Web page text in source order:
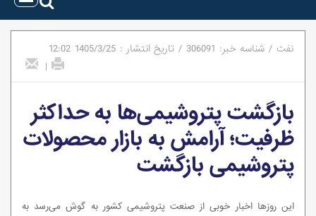
نفت / شناسه خبر: 306091
/ تاریخ انتشار : 1405/3/25
12:02
|
بازگشت پتروشیمی‌ها به حداکثر
ظرفیت؛ آرامش به بازار محصولات
پتروشیمی بازگشت
این روزها اخبار خوبی از صنعت پتروشیمی کشور به گوش می‌رسد به